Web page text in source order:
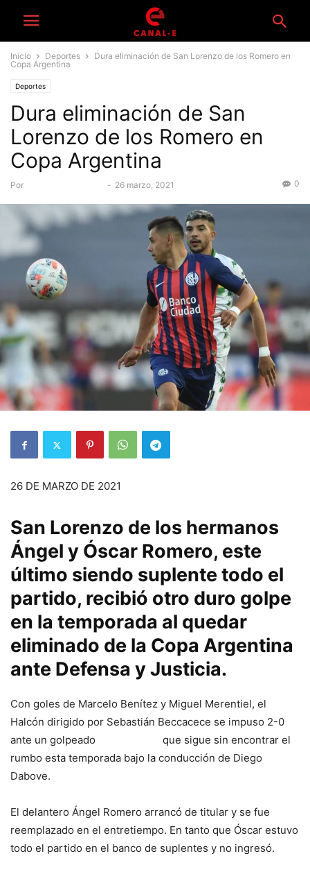
Inicio Deportes
Dura eliminación de San Lorenzo de los Romero en
Copa Argentina
Deportes
Dura eliminación de San
Lorenzo de los Romero en
Copa Argentina
Por - 26 marzo, 2021 0
26 DE MARZO DE 2021
San Lorenzo de los hermanos
Ángel y Óscar Romero, este
último siendo suplente todo el
partido, recibió otro duro golpe
en la temporada al quedar
eliminado de la Copa Argentina
ante Defensa y Justicia.
Con goles de Marcelo Benítez y Miguel Merentiel, el
Halcón dirigido por Sebastián Beccacece se impuso 2-0
ante un golpeado
que sigue sin encontrar el
rumbo esta temporada bajo la conducción de Diego
Dabove.
El delantero Ángel Romero arrancó de titular y se fue
reemplazado en el entretiempo. En tanto que Óscar estuvo
todo el partido en el banco de suplentes y no ingresó.